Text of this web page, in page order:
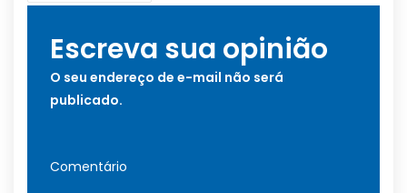
Escreva sua opinião
O seu endereço de e-mail não será
publicado.
Comentário